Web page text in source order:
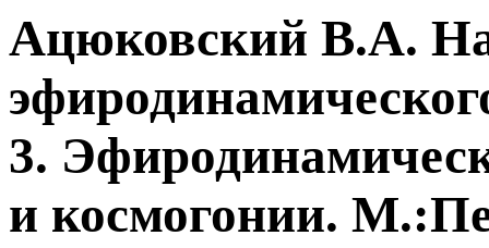
Ацюковский В.А.
3.
и космогонии.